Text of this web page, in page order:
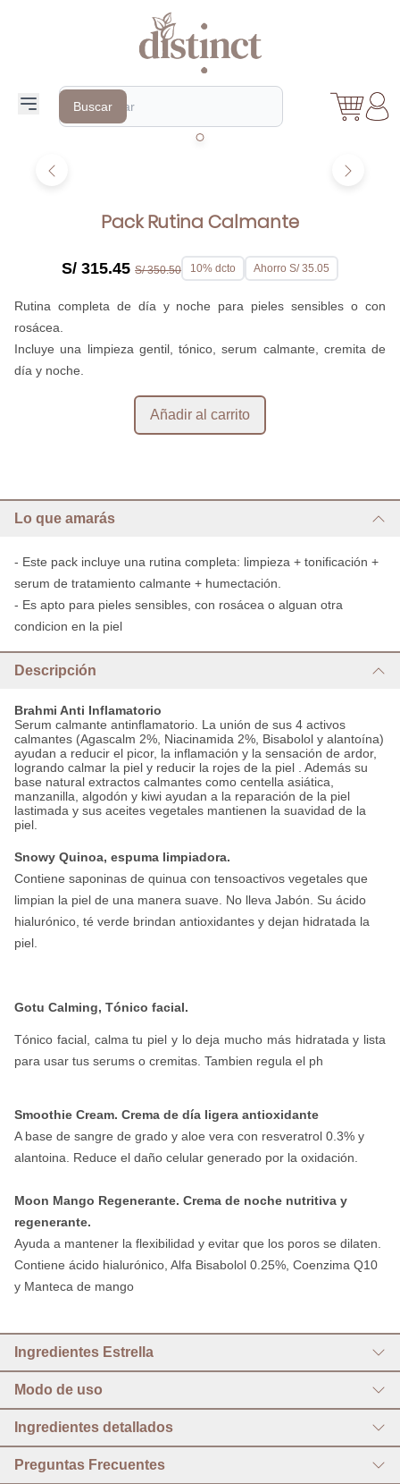
Search
Buscar
Pack Rutina Calmante
S/ 315.45 S/ 350.50 10% dcto Ahorro S/ 35.05
Rutina completa de día y noche para pieles sensibles o con
rosácea.
Incluye una limpieza gentil, tónico, serum calmante, cremita de
día y noche.
Lo que amarás
- Este pack incluye una rutina completa: limpieza + tonificación +
serum de tratamiento calmante + humectación.
- Es apto para pieles sensibles, con rosácea o alguan otra
condicion en la piel
Descripción
Brahmi Anti Inflamatorio
Serum calmante antinflamatorio. La unión de sus 4 activos
calmantes (Agascalm 2%, Niacinamida 2%, Bisabolol y alantoína)
ayudan a reducir el picor, la inflamación y la sensación de ardor,
logrando calmar la piel y reducir la rojes de la piel . Además su
base natural extractos calmantes como centella asiática,
manzanilla, algodón y kiwi ayudan a la reparación de la piel
lastimada y sus aceites vegetales mantienen la suavidad de la
piel.
Snowy Quinoa, espuma limpiadora.
Contiene saponinas de quinua con tensoactivos vegetales que
limpian la piel de una manera suave. No lleva Jabón. Su ácido
hialurónico, té verde brindan antioxidantes y dejan hidratada la
piel.
Gotu Calming, Tónico facial.
Tónico facial, calma tu piel y lo deja mucho más hidratada y lista
para usar tus serums o cremitas. Tambien regula el ph
Smoothie Cream. Crema de día ligera antioxidante
A base de sangre de grado y aloe vera con resveratrol 0.3% y
alantoina. Reduce el daño celular generado por la oxidación.
Moon Mango Regenerante. Crema de noche nutritiva y
regenerante.
Ayuda a mantener la flexibilidad y evitar que los poros se dilaten.
Contiene ácido hialurónico, Alfa Bisabolol 0.25%, Coenzima Q10
y Manteca de mango
Ingredientes Estrella
Modo de uso
Ingredientes detallados
Preguntas Frecuentes